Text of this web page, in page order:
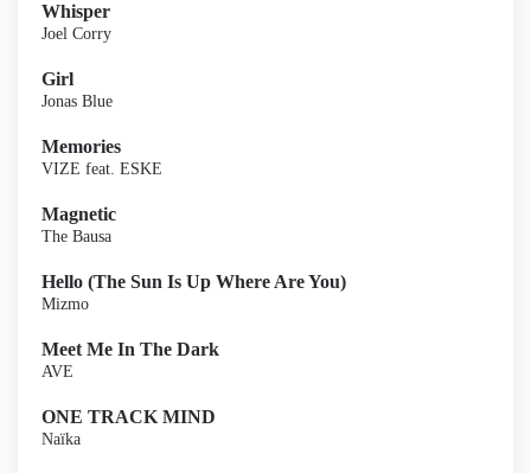
Whisper
Joel Corry
Girl
Jonas Blue
Memories
VIZE feat. ESKE
Magnetic
The Bausa
Hello (The Sun Is Up Where Are You)
Mizmo
Meet Me In The Dark
AVE
ONE TRACK MIND
Naïka